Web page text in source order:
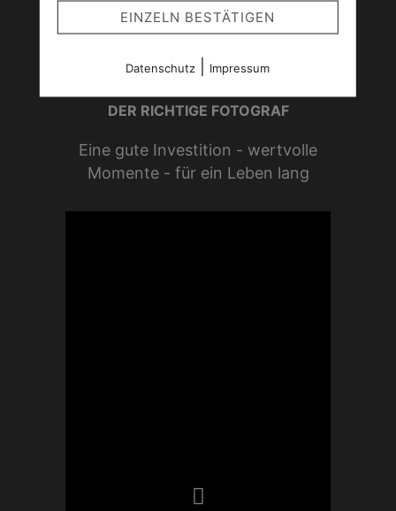
DER RICHTIGE FOTOGRAF
Eine gute Investition - wertvolle
Momente - für ein Leben lang
teile ich sehr gerne mit euch. Ich
EINZELN BESTÄTIGEN
Datenschutz Impressum